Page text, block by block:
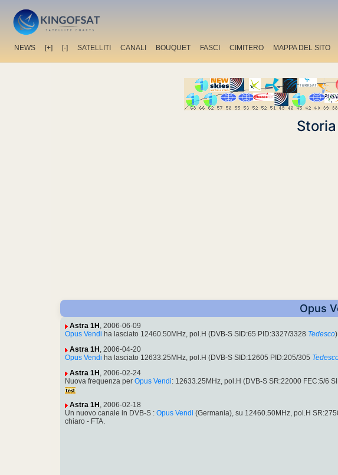
NEWS [+] [-] SATELLITI CANALI BOUQUET FASCI CIMITERO MAPPA DEL SITO
Opus
Astra 1H , 2006-06-09
Opus Vendi ha lasciato 12460.50MHz, pol.H (DVB-S SID:65 PID:3327/3328 Tedesco
Astra 1H , 2006-04-20
Opus Vendi ha lasciato 12633.25MHz, pol.H (DVB-S SID:12605 PID:205/305
Astra 1H , 2006-02-24
Nuova frequenza per Opus Vendi: 12633.25MHz, pol.H (DVB-S SR:22000 FEC:5/6
Astra 1H , 2006-02-18
Un nuovo canale in DVB-S : Opus Vendi (Germania), su 12460.50MHz, pol.H
chiaro - FTA.